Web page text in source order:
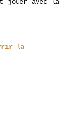
jouer avec la
la